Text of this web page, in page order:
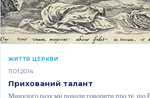
ЖИТТЯ ЦЕРКВИ
11.01.2014
Прихований талант
Минулого разу ми почали говорити про те, що